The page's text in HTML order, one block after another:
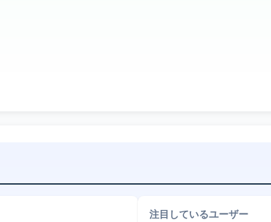
注目しているユーザー